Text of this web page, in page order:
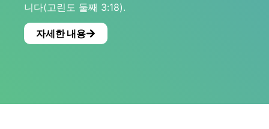
니다(고린도 둘째 3:18).
자세한 내용